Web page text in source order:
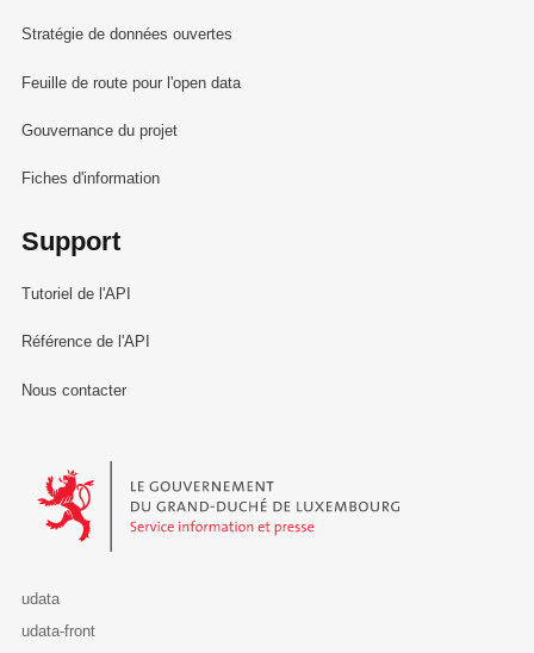
Stratégie de données ouvertes
Feuille de route pour l'open data
Gouvernance du projet
Fiches d'information
Support
Tutoriel de l'API
Référence de l'API
Nous contacter
Le Gouvernement du Grand-Duché de Luxembourg - Service
udata
udata-front